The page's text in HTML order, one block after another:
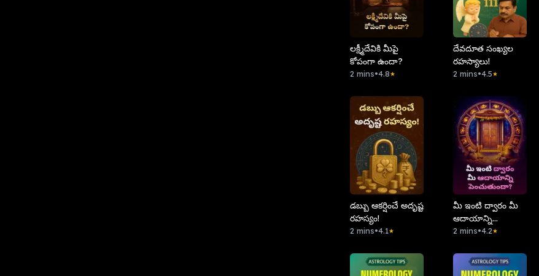
లక్ష్మీదేవికి మీపై
కోపంగా ఉందా?
2 mins•4.8★
దేవదూత సంఖ్యల
రహస్యాలు!
2 mins•4.5★
డబ్బు ఆకర్షించే అదృష్ట
రహస్యం!
2 mins•4.1★
మీ ఇంటి ద్వారం మీ
ఆదాయాన్ని
పెంచుతుందా?
2 mins•4.2★